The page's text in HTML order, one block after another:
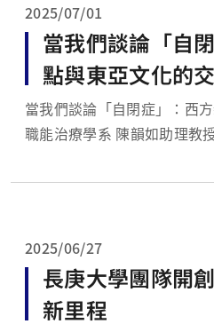
2025/07/01
當我們談論「自
點與東亞文化的
當我們談論「自閉症」：西
職能治療學系 陳韻如助理教授 近年來，「自閉症」(
的定義和用法正在改變。雖
2025/06/27
長庚大學團隊開
新里程